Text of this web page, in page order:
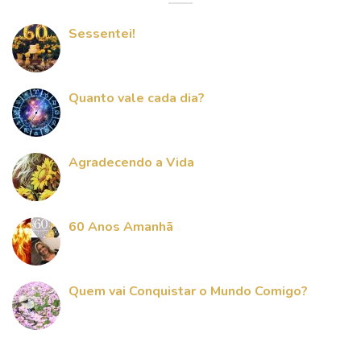
Sessentei!
Quanto vale cada dia?
Agradecendo a Vida
60 Anos Amanhã
Quem vai Conquistar o Mundo Comigo?